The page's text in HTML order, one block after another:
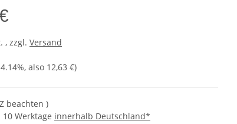
, zzgl. Versand
, also 12,63 €)
beachten )
10 Werktage innerhalb Deutschland*